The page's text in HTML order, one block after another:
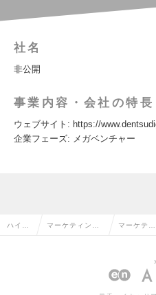
社名
非公開
事業内容・会社の特長
ウェブサイト: https://
企業フェーズ: メガベンチャー
ハイク マーケティン マーケティ
企画の転職